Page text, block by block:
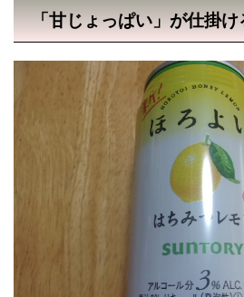
「甘じょっぱい」が仕掛